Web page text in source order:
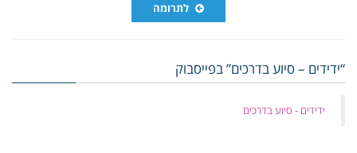
לתרומה
“ידידים – סיוע בדרכים” בפייסבוק
‏ידידים - סיוע בדרכים